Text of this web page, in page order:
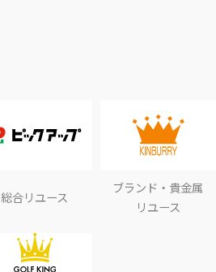
総合リユース
ブランド・貴金属
リユース